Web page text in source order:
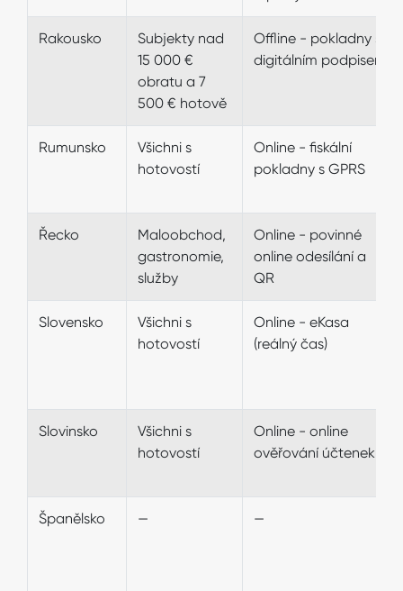
Rakousko
Subjekty nad
15 000 €
obratu a 7
500 € hotově
Offline - pokladny s
digitálním podpisem
Rumunsko
Všichni s
hotovostí
Online - fiskální
pokladny s GPRS
Řecko
Maloobchod,
gastronomie,
služby
Online - povinné
online odesílání a
QR
Slovensko
Všichni s
hotovostí
Online - eKasa
(reálný čas)
Slovinsko
Všichni s
hotovostí
Online - online
ověřování účtenek
Španělsko — —